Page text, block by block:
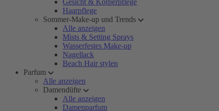
Gesicht & Körperpflege
Haarpflege
Sommer-Make-up und Trends
Alle anzeigen
Mists & Setting Sprays
Wasserfestes Make-up
Nagellack
Beach Hair stylen
Parfum
Alle anzeigen
Damendüfte
Alle anzeigen
Damenparfum